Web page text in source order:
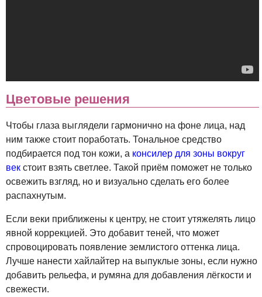
Цветовые решения
Чтобы глаза выглядели гармонично на фоне лица, над
ним также стоит поработать. Тональное средство
подбирается под тон кожи, а консилер для зоны вокруг
век стоит взять светлее. Такой приём поможет не только
освежить взгляд, но и визуально сделать его более
распахнутым.
Если веки приближены к центру, не стоит утяжелять лицо
явной коррекцией. Это добавит теней, что может
спровоцировать появление землистого оттенка лица.
Лучше нанести хайлайтер на выпуклые зоны, если нужно
добавить рельефа, и румяна для добавления лёгкости и
свежести.